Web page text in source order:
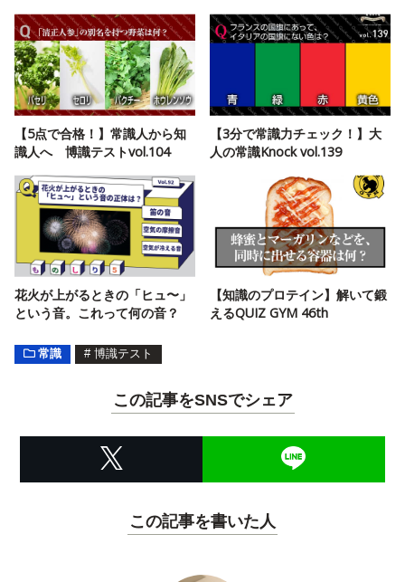
【5点で合格！】常識人から知
識人へ 博識テストvol.104
【3分で常識力チェック！】大
人の常識Knock vol.139
花火が上がるときの「ヒュ〜」
という音。これって何の音？
【知識のプロテイン】解いて鍛
えるQUIZ GYM 46th
常識 # 博識テスト
この記事をSNSでシェア
この記事を書いた人